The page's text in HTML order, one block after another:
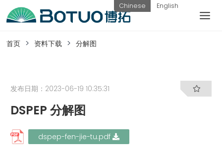
工作日热线
电话：
0576-
提交询
价
首页 资料下载 分解图
发布日期：2023-06-19 10:35:31
DSPEP 分解图
dspep-fen-jie-tu.pdf
Chinese English